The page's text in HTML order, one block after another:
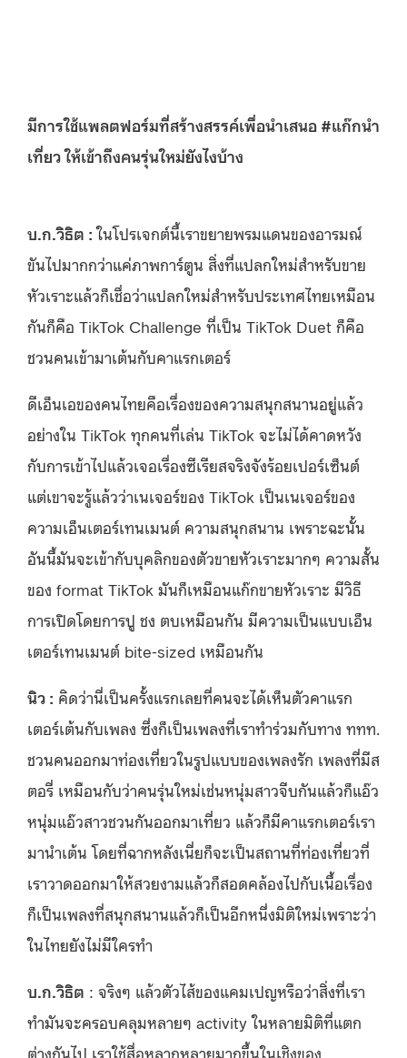
มีการใช้แพลตฟอร์มที่สร้างสรรค์เพื่อนำเสนอ #แก๊กนำ
เที่ยว ให้เข้าถึงคนรุ่นใหม่ยังไงบ้าง
บ.ก.วิธิต :ในโปรเจกต์นี้เราขยายพรมแดนของอารมณ์
ขันไปมากกว่าแค่ภาพการ์ตูน สิ่งที่แปลกใหม่สำหรับขาย
หัวเราะแล้วก็เชื่อว่าแปลกใหม่สำหรับประเทศไทยเหมือน
กันก็คือ TikTok Challenge ที่เป็น TikTok Duet ก็คือ
ชวนคนเข้ามาเต้นกับคาแรกเตอร์
ดีเอ็นเอของคนไทยคือเรื่องของความสนุกสนานอยู่แล้ว
อย่างใน TikTok ทุกคนที่เล่น TikTok จะไม่ได้คาดหวัง
กับการเข้าไปแล้วเจอเรื่องซีเรียสจริงจังร้อยเปอร์เซ็นต์
แต่เขาจะรู้แล้วว่าเนเจอร์ของ TikTok เป็นเนเจอร์ของ
ความเอ็นเตอร์เทนเมนต์ ความสนุกสนาน เพราะฉะนั้น
อันนี้มันจะเข้ากับบุคลิกของตัวขายหัวเราะมากๆ ความสั้น
ของ format TikTok มันก็เหมือนแก๊กขายหัวเราะ มีวิธี
การเปิดโดยการปู ชง ตบเหมือนกัน มีความเป็นแบบเอ็น
เตอร์เทนเมนต์ bite-sized เหมือนกัน
นิว : คิดว่านี่เป็นครั้งแรกเลยที่คนจะได้เห็นตัวคาแรก
เตอร์เต้นกับเพลง ซึ่งก็เป็นเพลงที่เราทำร่วมกับทาง ททท.
ชวนคนออกมาท่องเที่ยวในรูปแบบของเพลงรัก เพลงที่มีส
ตอรี่ เหมือนกับว่าคนรุ่นใหม่เช่นหนุ่มสาวจีบกันแล้วก็แอ๊ว
หนุ่มแอ๊วสาวชวนกันออกมาเที่ยว แล้วก็มีคาแรกเตอร์เรา
มานำเต้น โดยที่ฉากหลังเนี่ยก็จะเป็นสถานที่ท่องเที่ยวที่
เราวาดออกมาให้สวยงามแล้วก็สอดคล้องไปกับเนื้อเรื่อง
ก็เป็นเพลงที่สนุกสนานแล้วก็เป็นอีกหนึ่งมิติใหม่เพราะว่า
ในไทยยังไม่มีใครทำ
บ.ก.วิธิต : จริงๆ แล้วตัวไส้ของแคมเปญหรือว่าสิ่งที่เรา
ทำมันจะครอบคลุมหลายๆ activity ในหลายมิติที่แตก
ต่างกันไป เราใช้สื่อหลากหลายมากขึ้นในเชิงของ